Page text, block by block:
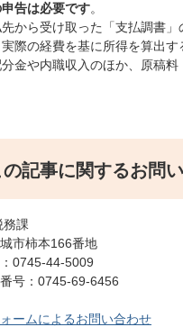
告は必要です。
から受け取った「支払調書」
際の経費を基に所得を算出
金や内職収入のほか、原稿
の記事に関するお問
務課
市柿本166番地
0745-44-5009
号：0745-69-6456
ームによるお問い合わせ